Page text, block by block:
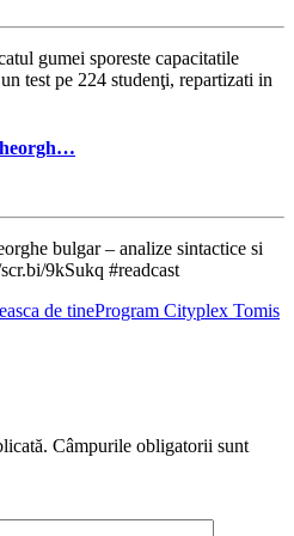
gumei sporeste capacitatile
test pe 224 studenţi, repartizati in
bulgar – analize sintactice si
9kSukq #readcast
de tineProgram Cityplex Tomis
Câmpurile obligatorii sunt